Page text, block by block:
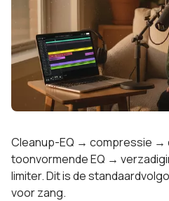
Cleanup-EQ → compressie
toonvormende EQ →
limiter. Dit is de
voor zang.